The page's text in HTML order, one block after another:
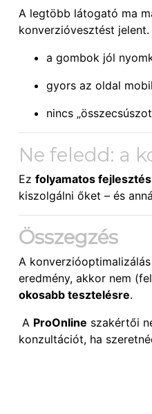
A legtöbb látogató ma
konverzióvesztést
a gombok jól
gyors az oldal
nincs
Ne feledd: a
Ez folyamatos fejlesztés
kiszolgálni őket – és
Összegzés
A
eredmény, akkor nem
okosabb tesztelésre.
A ProOnline szakértői
konzultációt, ha